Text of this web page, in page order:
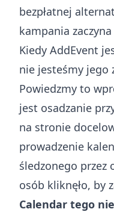
bezpłatnej
kampania
Kiedy AddEvent
nie jesteśmy jego
Powiedzmy to
jest osadzanie
na stronie
prowadzenie
śledzonego przez
osób kliknęło, by
Calendar tego